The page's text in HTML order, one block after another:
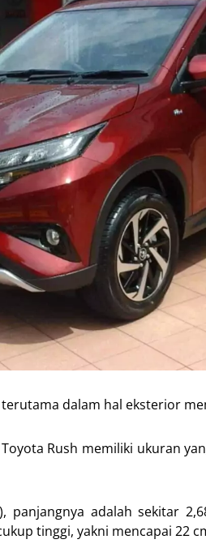
dalam hal eksterior
Rush memiliki ukuran
panjangnya adalah sekitar
tinggi, yakni mencapai 22